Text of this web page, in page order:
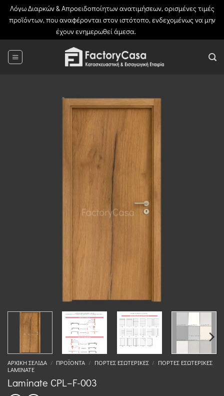
Λόγω Διαρκών & Απροειδοποίητων ανατιμήσεων, ορισμένες τιμές
προϊόντων, που αναφέρονται στον ιστότοπο, ενδεχομένως να μην
έχουν ενημερωθεί άμεσα.
ΑΡΧΙΚΉ ΣΕΛΊΔΑ / ΠΡΟΪΌΝΤΑ / ΠΌΡΤΕΣ ΕΣΩΤΕΡΙΚΈΣ / ΠΌΡΤΕΣ ΕΣΩΤΕΡΙΚΈΣ
LAMINATE
Laminate CPL–F-003